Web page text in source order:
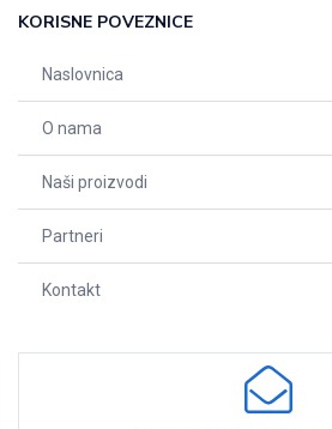
KORISNE POVEZNICE
Naslovnica
O nama
Naši proizvodi
Partneri
Kontakt